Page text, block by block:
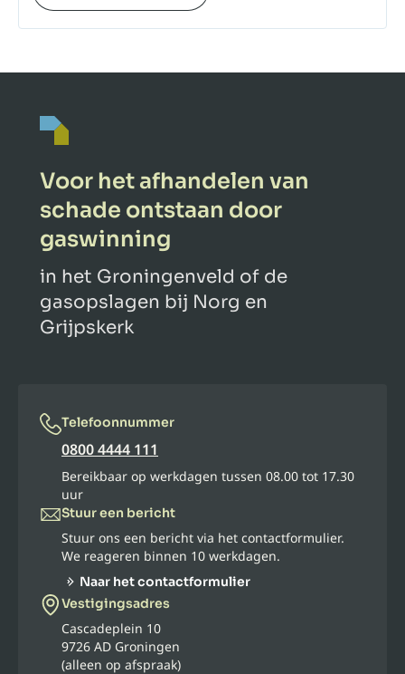
Voor het afhandelen van
schade ontstaan door
gaswinning
in het Groningenveld of de
gasopslagen bij Norg en
Grijpskerk
Telefoonnummer
0800 4444 111
Bereikbaar op werkdagen tussen 08.00 tot 17.30
uur
Stuur een bericht
Stuur ons een bericht via het contactformulier.
We reageren binnen 10 werkdagen.
Naar het contactformulier
Vestigingsadres
Cascadeplein 10
9726 AD Groningen
(alleen op afspraak)